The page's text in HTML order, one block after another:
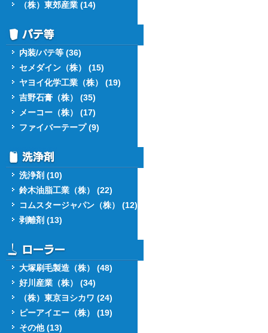
（株）東郊産業 (14)
内装/パテ等 (36)
セメダイン（株） (15)
ヤヨイ化学工業（株） (19)
吉野石膏（株） (35)
メーコー（株） (17)
ファイバーテープ (9)
洗浄剤 (10)
鈴木油脂工業（株） (22)
コムスタージャパン（株） (12)
剥離剤 (13)
大塚刷毛製造（株） (48)
好川産業（株） (34)
（株）東京ヨシカワ (24)
ピーアイエー（株） (19)
その他 (13)